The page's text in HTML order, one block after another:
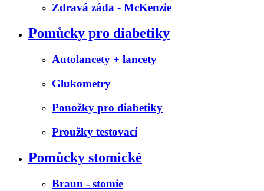
Zdravá záda - McKenzie
Pomůcky pro diabetiky
Autolancety + lancety
Glukometry
Ponožky pro diabetiky
Proužky testovací
Pomůcky stomické
Braun - stomie